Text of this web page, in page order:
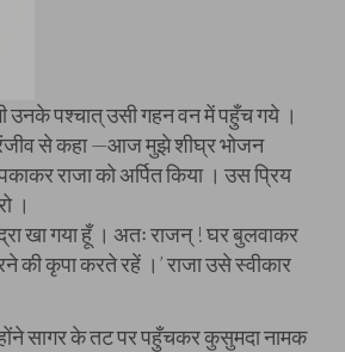
उनके पश्चात् उसी गहन वन में पहुँच गये ।
से कहा —आज मुझे शीघ्र भोजन
राजा को अर्पित किया । उस प्रिय
।
खा गया हूँ । अतः राजन् ! घर बुलवाकर
की कृपा करते रहें ।’ राजा उसे स्वीकार
सागर के तट पर पहुँचकर कुसुमदा नामक